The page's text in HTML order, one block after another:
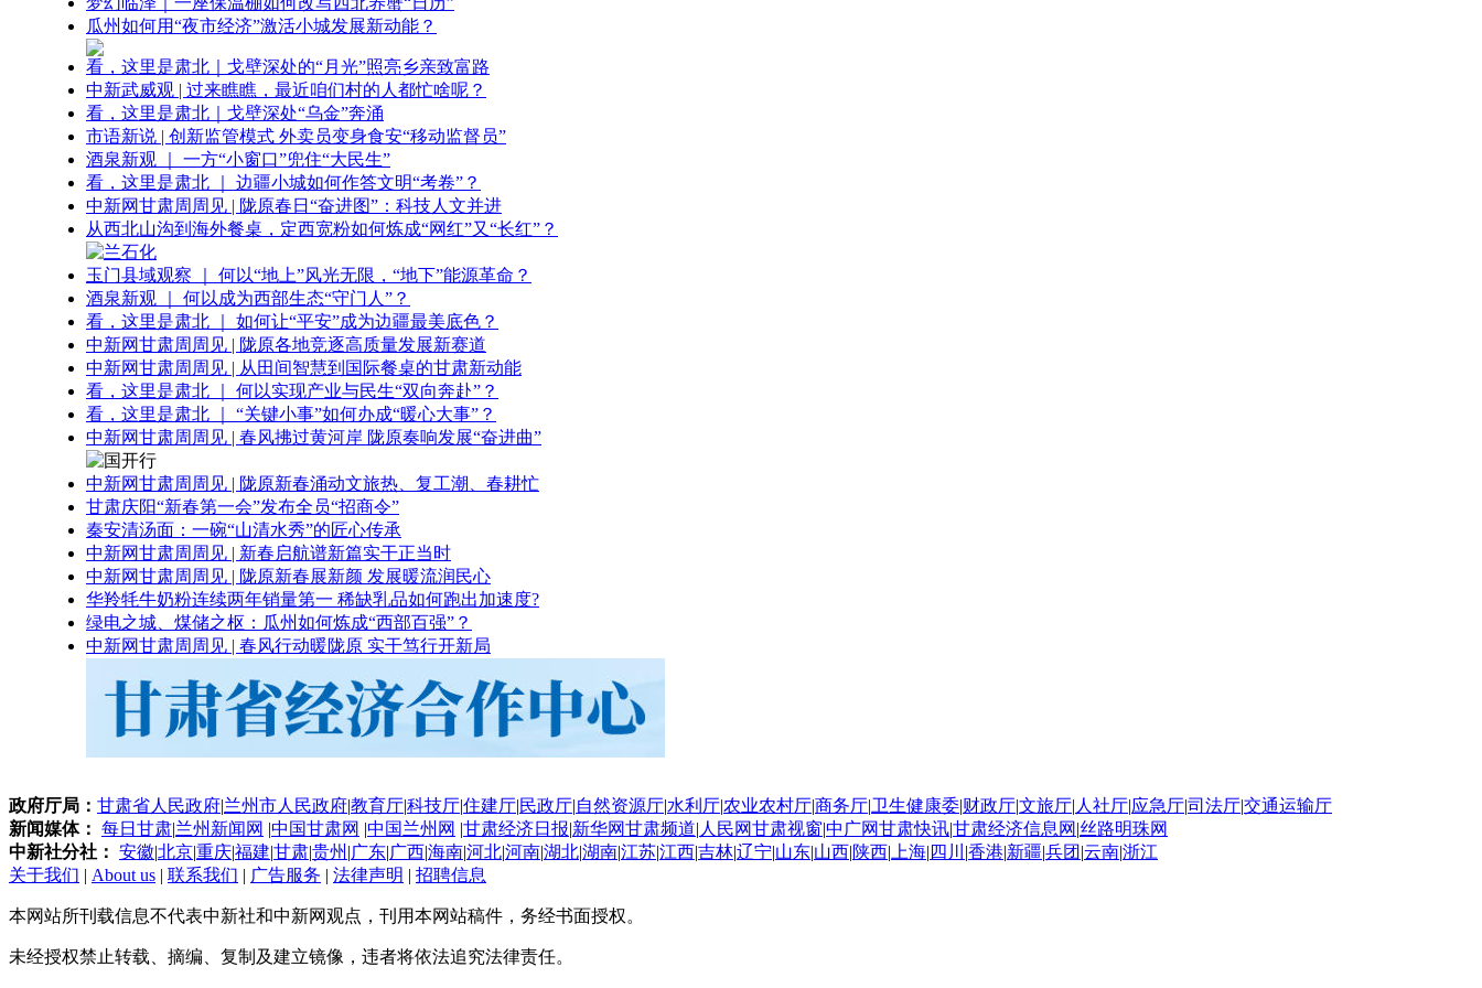
瓜州如何用“夜市经济”激活小城发展新动能？
看，这里是肃北｜戈壁深处的“月光”照亮乡亲致富路
中新武威观 | 过来瞧瞧，最近咱们村的人都忙啥呢？
看，这里是肃北｜戈壁深处“乌金”奔涌
市语新说 | 创新监管模式 外卖员变身食安“移动监督员”
酒泉新观 ｜ 一方“小窗口”兜住“大民生”
看，这里是肃北 ｜ 边疆小城如何作答文明“考卷”？
中新网甘肃周周见 | 陇原春日“奋进图”：科技人文并进
从西北山沟到海外餐桌，定西宽粉如何炼成“网红”又“长红”？
玉门县域观察 ｜ 何以“地上”风光无限，“地下”能源革命？
酒泉新观 ｜ 何以成为西部生态“守门人”？
看，这里是肃北 ｜ 如何让“平安”成为边疆最美底色？
中新网甘肃周周见 | 陇原各地竞逐高质量发展新赛道
中新网甘肃周周见 | 从田间智慧到国际餐桌的甘肃新动能
看，这里是肃北 ｜ 何以实现产业与民生“双向奔赴”？
看，这里是肃北 ｜ “关键小事”如何办成“暖心大事”？
中新网甘肃周周见 | 春风拂过黄河岸 陇原奏响发展“奋进曲”
中新网甘肃周周见 | 陇原新春涌动文旅热、复工潮、春耕忙
甘肃庆阳“新春第一会”发布全员“招商令”
秦安清汤面：一碗“山清水秀”的匠心传承
中新网甘肃周周见 | 新春启航谱新篇实干正当时
中新网甘肃周周见 | 陇原新春展新颜 发展暖流润民心
华羚牦牛奶粉连续两年销量第一 稀缺乳品如何跑出加速度?
绿电之城、煤储之枢：瓜州如何炼成“西部百强”？
中新网甘肃周周见 | 春风行动暖陇原 实干笃行开新局
政府厅局： 甘肃省人民政府|兰州市人民政府|教育厅|科技厅|住建厅|民政厅|自然资源厅|水利厅|农业农村厅|商务厅|卫生健康委|财政厅|文旅厅| 人社厅|应急厅|司法厅|交通运输厅
新闻媒体： 每日甘肃|兰州新闻网 |中国甘肃网 |中国兰州网 |甘肃经济日报|新华网甘肃频道| 人民网甘肃视窗|中广网甘肃快讯|甘肃经济信息网 |丝路明珠网
中新社分社： 安徽|北京|重庆|福建|甘肃|贵州 |广东|广西|海南|河北|河南|湖北|湖南|江苏|江西|吉林|辽宁|山东|山西|陕西| 上海| 四川 |香港|新疆|兵团 |云南|浙江
关于我们 | About us | 联系我们 | 广告服务 | 法律声明 | 招聘信息
本网站所刊载信息不代表中新社和中新网观点，刊用本网站稿件，务经书面授权。
未经授权禁止转载、摘编、复制及建立镜像，违者将依法追究法律责任。